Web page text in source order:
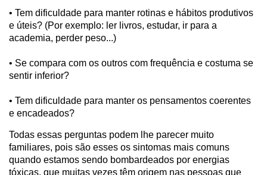
• Tem dificuldade para manter rotinas e hábitos produtivos
e úteis? (Por exemplo: ler livros, estudar, ir para a
academia, perder peso...)
• Se compara com os outros com frequência e costuma se
sentir inferior?
• Tem dificuldade para manter os pensamentos coerentes
e encadeados?
Todas essas perguntas podem lhe parecer muito
familiares, pois são esses os sintomas mais comuns
quando estamos sendo bombardeados por energias
tóxicas, que muitas vezes têm origem nas pessoas que